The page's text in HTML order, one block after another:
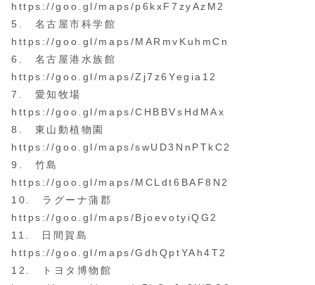
https://goo.gl/maps/p6kxF7zyAzM2
5. 名古屋市科学館
https://goo.gl/maps/MARmvKuhmCn
6. 名古屋港水族館
https://goo.gl/maps/Zj7z6Yegia12
7. 愛知牧場
https://goo.gl/maps/CHBBVsHdMAx
8. 東山動植物園
https://goo.gl/maps/swUD3NnPTkC2
9. 竹島
https://goo.gl/maps/MCLdt6BAF8N2
10. ラグーナ蒲郡
https://goo.gl/maps/BjoevotyiQG2
11. 日間賀島
https://goo.gl/maps/GdhQptYAh4T2
12. トヨタ博物館